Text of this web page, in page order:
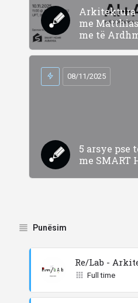
Arkitektura
me
me të
5 arsye pse
me SMART
08/11/2025
Punësim
Re/Lab -
Full time